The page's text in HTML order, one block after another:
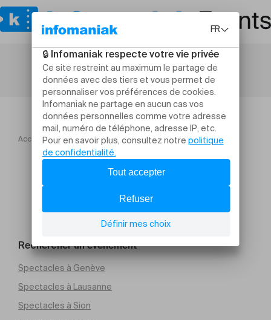
Accueil Théâtre et arts vivants LE POCHE Cabaret II
Rechercher un évènement
Spectacles à Genève
Spectacles à Lausanne
Spectacles à Sion